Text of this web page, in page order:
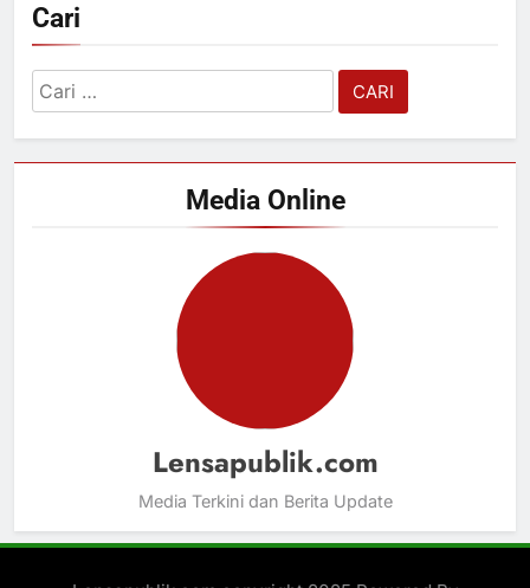
Cari
Cari
untuk:
Media Online
Lensapublik.com
Media Terkini dan Berita Update